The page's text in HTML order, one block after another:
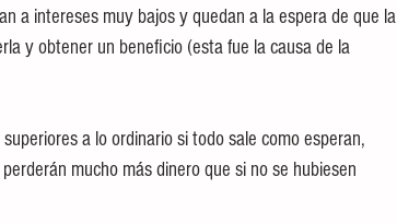
a intereses muy bajos y quedan a la espera de que la
y obtener un beneficio (esta fue la causa de la
a lo ordinario si todo sale como esperan,
mucho más dinero que si no se hubiesen